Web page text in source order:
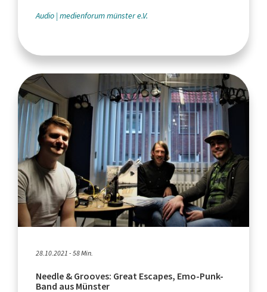
Audio medienforum münster e.V.
28.10.2021 - 58 Min.
Needle & Grooves: Great Escapes, Emo-Punk-
Band aus Münster